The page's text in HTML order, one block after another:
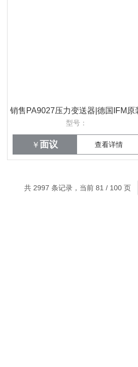
销售PA9027压力变送器|德国IFM原
型号：
￥ 面议 查看详情
共 2997 条记录，当前 81 / 100 页